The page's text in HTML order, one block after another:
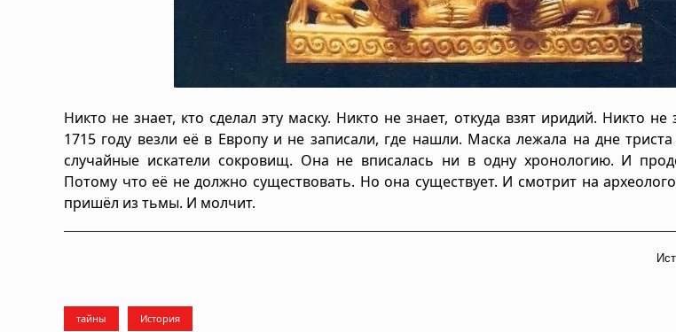
Никто не знает, кто сделал эту маску. Никто не знает, откуда взят иридий. Никто
1715 году везли её в Европу и не записали, где нашли. Маска лежала на дне
случайные искатели сокровищ. Она не вписалась ни в одну хронологию. И
Потому что её не должно существовать. Но она существует. И смотрит на
пришёл из тьмы. И молчит.
тайны История